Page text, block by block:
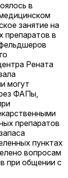
в
занятие на
препаратов в
Рената
могут
ФАПы,
препаратов
пунктах
вопросам
при общении с